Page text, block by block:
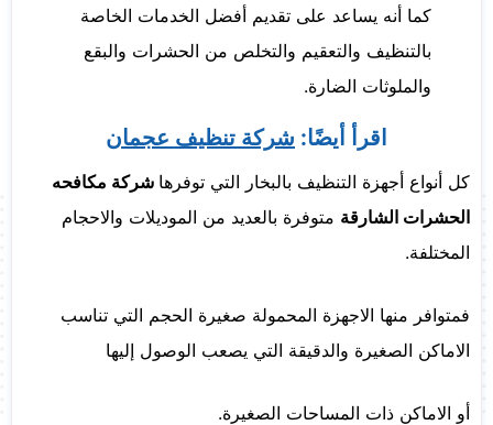
كما أنه يساعد على تقديم أفضل الخدمات الخاصة
بالتنظيف والتعقيم والتخلص من الحشرات والبقع
والملوثات الضارة.
اقرأ أيضًا: شركة تنظيف عجمان
كل أنواع أجهزة التنظيف بالبخار التي توفرها شركة مكافحه
الحشرات الشارقة متوفرة بالعديد من الموديلات والاحجام
المختلفة.
فمتوافر منها الاجهزة المحمولة صغيرة الحجم التي تناسب
الاماكن الصغيرة والدقيقة التي يصعب الوصول إليها
أو الاماكن ذات المساحات الصغيرة.